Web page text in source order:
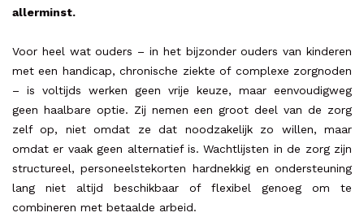
allerminst.
Voor heel wat ouders – in het bijzonder ouders van kinderen
met een handicap, chronische ziekte of complexe zorgnoden
– is voltijds werken geen vrije keuze, maar eenvoudigweg
geen haalbare optie. Zij nemen een groot deel van de zorg
zelf op, niet omdat ze dat noodzakelijk zo willen, maar
omdat er vaak geen alternatief is. Wachtlijsten in de zorg zijn
structureel, personeelstekorten hardnekkig en ondersteuning
lang niet altijd beschikbaar of flexibel genoeg om te
combineren met betaalde arbeid.